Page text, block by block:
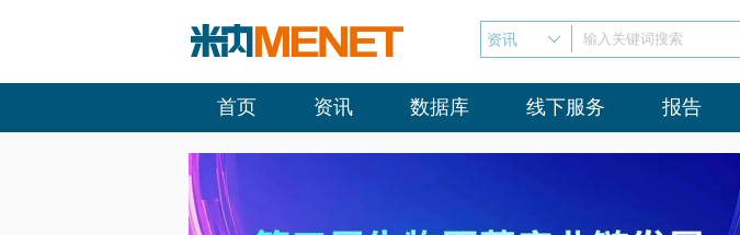
资讯 输入关键词搜索
首页 资讯 数据库 线下服务 报告